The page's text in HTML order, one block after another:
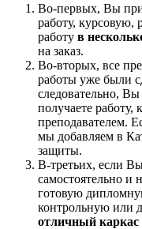
Во-первых, Вы
работу, курсовую,
работу в
на заказ.
Во-вторых, все
работы уже были
следовательно,
получаете работу,
преподавателем.
мы добавляем в
защиты.
В-третьих, если
самостоятельно и
готовую
контрольную или
отличный каркас